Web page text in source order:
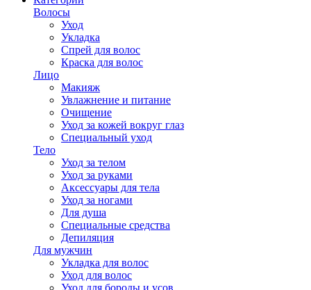
Волосы
Уход
Укладка
Спрей для волос
Краска для волос
Лицо
Макияж
Увлажнение и питание
Очищение
Уход за кожей вокруг глаз
Специальный уход
Тело
Уход за телом
Уход за руками
Аксессуары для тела
Уход за ногами
Для душа
Специальные средства
Депиляция
Для мужчин
Укладка для волос
Уход для волос
Уход для бороды и усов